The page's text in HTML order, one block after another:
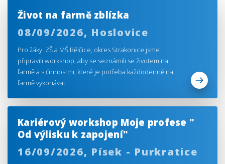
Život na farmě zblízka
08/09/2026, Hoslovice
Pro žáky ZŠ a MŠ Bělčice, okres Strakonice jsme
připravili workshop, aby se seznámili se životem na
farmě a s činnostmi, které je potřeba každodenně na
farmě vykonávat.
Kariérový workshop Moje profese "
Od výlisku k zapojení"
16/09/2026, Písek - Purkratice